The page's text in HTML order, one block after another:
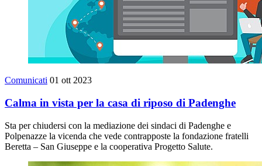
Comunicati 01 ott 2023
Calma in vista per la casa di riposo di Padenghe
Sta per chiudersi con la mediazione dei sindaci di Padenghe e
Polpenazze la vicenda che vede contrapposte la fondazione fratelli
Beretta – San Giuseppe e la cooperativa Progetto Salute.